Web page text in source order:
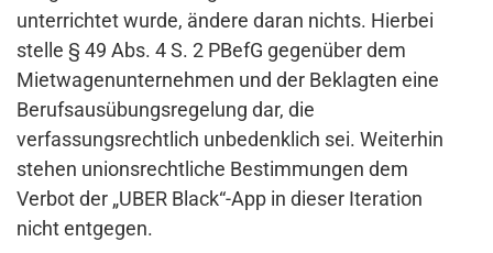
unterrichtet wurde, ändere daran nichts. Hierbei
stelle § 49 Abs. 4 S. 2 PBefG gegenüber dem
Mietwagenunternehmen und der Beklagten eine
Berufsausübungsregelung dar, die
verfassungsrechtlich unbedenklich sei. Weiterhin
stehen unionsrechtliche Bestimmungen dem
Verbot der „UBER Black“-App in dieser Iteration
nicht entgegen.